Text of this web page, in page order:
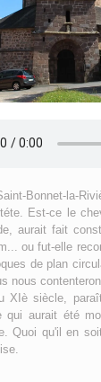
Bonnet-la-
Est-ce le
aurait fait
ou fut-elle
de plan
nous
XIè siècle,
qui aurait été
Quoi qu'il en